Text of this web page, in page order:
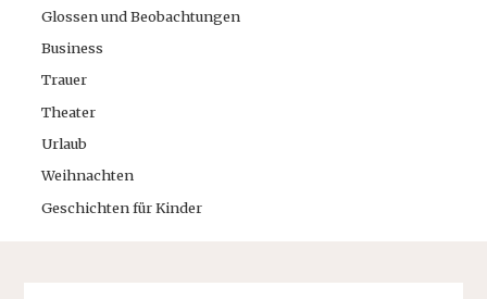
Glossen und Beobachtungen
Business
Trauer
Theater
Urlaub
Weihnachten
Geschichten für Kinder